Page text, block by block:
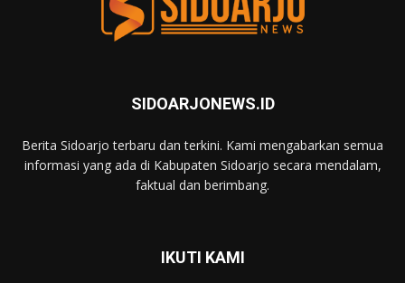
SIDOARJONEWS.ID
Berita Sidoarjo terbaru dan terkini. Kami mengabarkan semua
informasi yang ada di Kabupaten Sidoarjo secara mendalam,
faktual dan berimbang.
IKUTI KAMI